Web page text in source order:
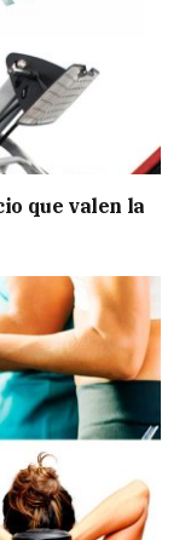
que valen la